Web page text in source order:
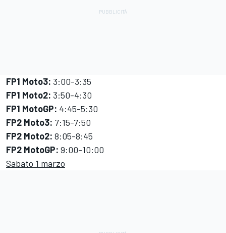
FP1 Moto3: 3:00-3:35
FP1 Moto2: 3:50-4:30
FP1 MotoGP: 4:45-5:30
FP2 Moto3: 7:15-7:50
FP2 Moto2: 8:05-8:45
FP2 MotoGP: 9:00-10:00
Sabato 1 marzo